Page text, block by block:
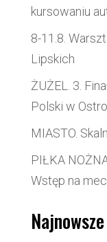
kursowaniu
8-11.8.
Lipskich
ŻUŻEL. 3.
Polski w
MIASTO.
PIŁKA
Wstęp na